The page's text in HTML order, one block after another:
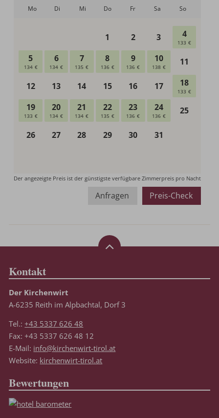
Preis-Check
Anfragen
Kontakt
Der Kirchenwirt
A-6235 Reith im Alpbachtal, Dorf 3
Tel.:+43 5337 626 48
Fax: +43 5337 626 48 12
E-Mail: info@kirchenwirt-tirol.at
Website: kirchenwirt-tirol.at
Bewertungen